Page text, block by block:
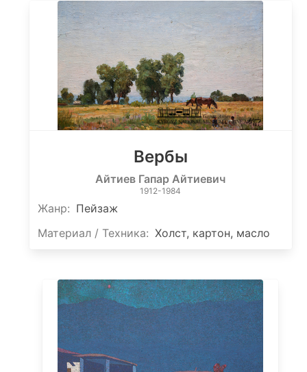
Вербы
Айтиев Гапар Айтиевич
1912-1984
Жанр: Пейзаж
Материал / Техника: Холст, картон, масло